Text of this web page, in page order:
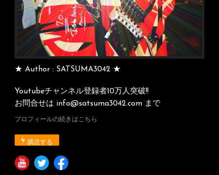
★ Author : SATSUMA3042 ★
Youtubeチャンネル登録者10万人突破!!
お問合せは info@satsuma3042.com まで
プロフィールの続きはこちら
購読する